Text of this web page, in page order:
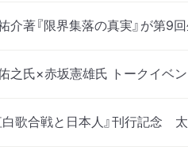
介著『限界集落の真実』が第9
之氏×赤坂憲雄氏 トークイベン
白歌合戦と日本人』刊行記念